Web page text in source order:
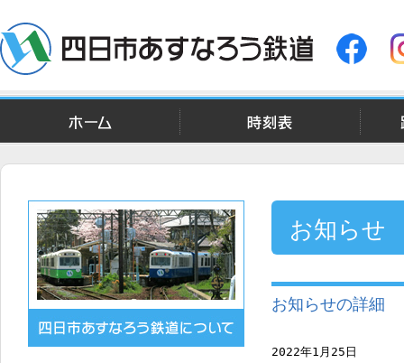
お知らせ
お知らせの詳細
2022年1月25日